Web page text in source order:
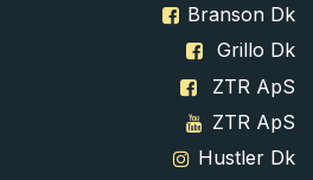
Branson Dk
Grillo Dk
ZTR ApS
ZTR ApS
Hustler Dk